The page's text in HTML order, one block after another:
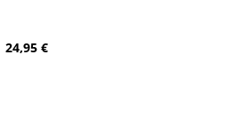
Regulärer Preis:
24,95 €